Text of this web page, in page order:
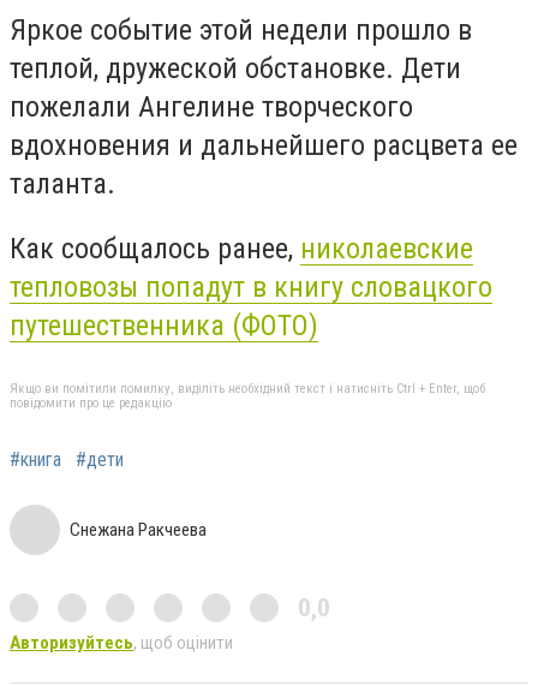
Яркое событие этой недели прошло в
теплой, дружеской обстановке. Дети
пожелали Ангелине творческого
вдохновения и дальнейшего расцвета ее
таланта.
Как сообщалось ранее, николаевские
тепловозы попадут в книгу словацкого
путешественника (ФОТО)
Якщо ви помітили помилку, виділіть необхідний текст і натисніть Ctrl + Enter, щоб
повідомити про це редакцію
#книга #дети
Снежана Ракчеева
0,0
Авторизуйтесь, щоб оцінити